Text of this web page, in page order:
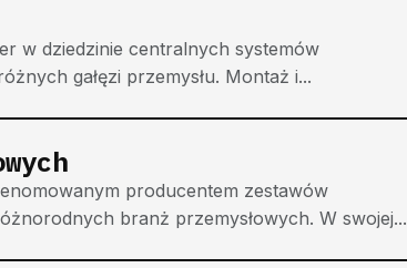
w dziedzinie centralnych systemów
gałęzi przemysłu. Montaż i...
producentem zestawów
branż przemysłowych. W swojej...